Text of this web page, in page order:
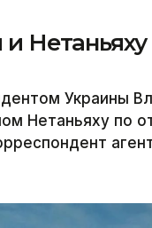
Нетаньяху
Украины
Нетаньяху по